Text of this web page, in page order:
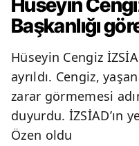
Hüseyin
Başkanlığı
Hüseyin Cengiz
ayrıldı. Cengiz,
zarar görmemesi
duyurdu. İZSİAD’ın
Özen oldu